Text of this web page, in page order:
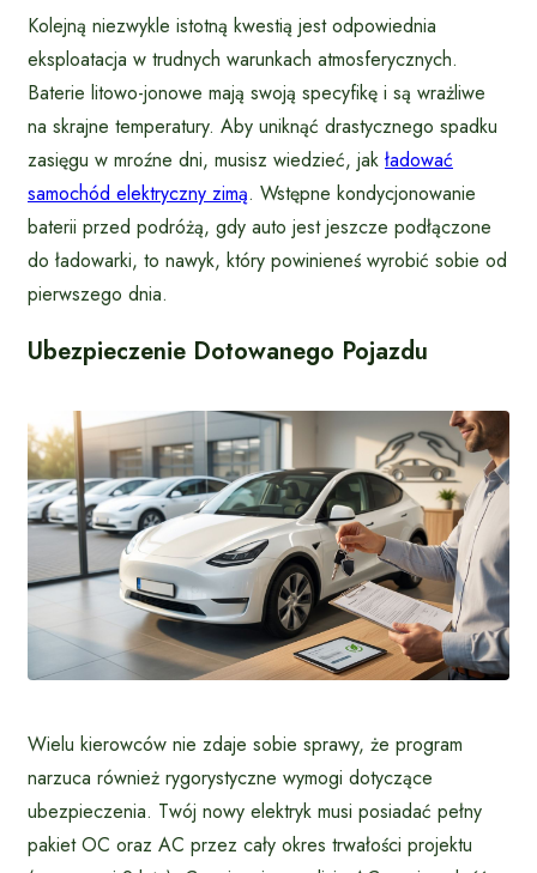
Kolejną niezwykle istotną kwestią jest odpowiednia
eksploatacja w trudnych warunkach atmosferycznych.
Baterie litowo-jonowe mają swoją specyfikę i są wrażliwe
na skrajne temperatury. Aby uniknąć drastycznego spadku
zasięgu w mroźne dni, musisz wiedzieć, jak ładować
samochód elektryczny zimą. Wstępne kondycjonowanie
baterii przed podróżą, gdy auto jest jeszcze podłączone
do ładowarki, to nawyk, który powinieneś wyrobić sobie od
pierwszego dnia.
Ubezpieczenie Dotowanego Pojazdu
Wielu kierowców nie zdaje sobie sprawy, że program
narzuca również rygorystyczne wymogi dotyczące
ubezpieczenia. Twój nowy elektryk musi posiadać pełny
pakiet OC oraz AC przez cały okres trwałości projektu